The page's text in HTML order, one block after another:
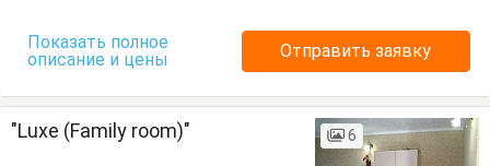
Показать полное
описание и цены
Отправить заявку
"Luxe (Family room)" 6